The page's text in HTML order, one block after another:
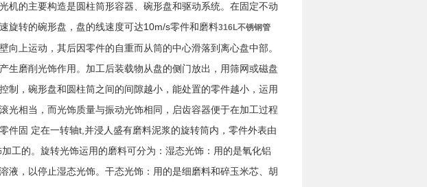
机的主要构造是圆柱筒形容器、碗形盘和驱动系统。在固定不动
旋转的碗形盘，盘的线速度可达10m/s零件和磨料316L不锈钢管
向上运动，其后因零件的自重而从筒的中心滑落到离心盘中部。
生磨削光饰作用。加工后装载物从盘的侧门放出，用筛网或磁盘
制，碗形盘和圆柱筒之间的间隙越小，能处置的零件越小，运用
光相当，而光饰质量与振动光饰相同，启齿容器便于在加工过程
件固 定在一转轴t,并浸人盛有磨料泥浆的旋转筒内，零件外表由
工的。旋转光饰运用的磨料可分为：湿态光饰：用的是氧化铝
液，以停止湿态光饰。干态光饰：用的是细磨料和碎玉米芯、胡